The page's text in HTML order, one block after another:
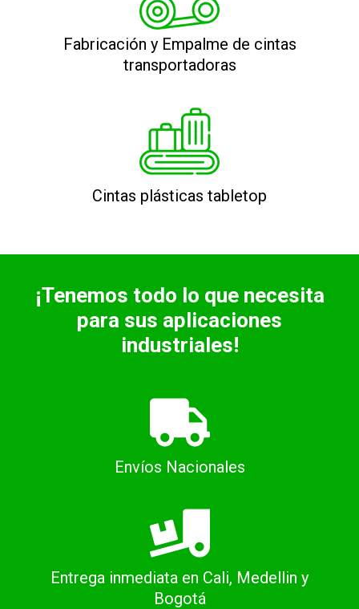
Fabricación y Empalme de cintas
transportadoras
Cintas plásticas tabletop
¡Tenemos todo lo que necesita
para sus aplicaciones
industriales!
Envíos Nacionales
Entrega inmediata en Cali, Medellin y
Bogotá